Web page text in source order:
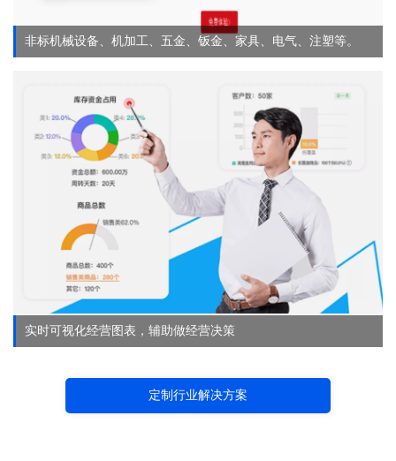
非标机械设备、机加工、五金、钣金、家具、电气、注塑等。
实时可视化经营图表，辅助做经营决策
定制行业解决方案